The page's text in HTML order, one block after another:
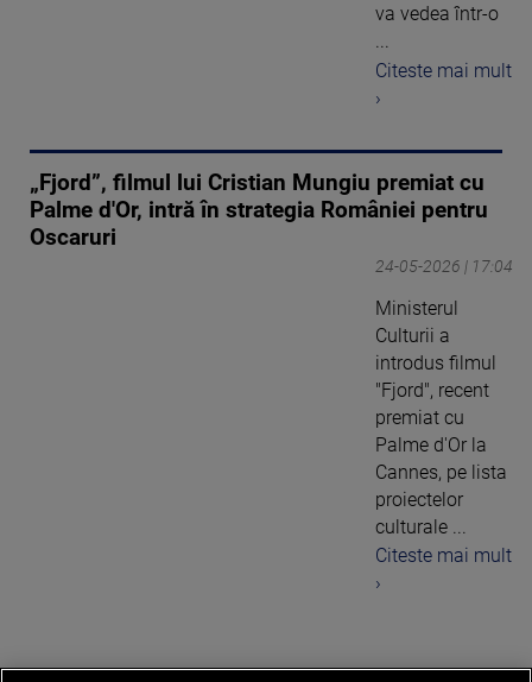
va vedea într-o
...
Citeste mai mult
›
„Fjord”, filmul lui Cristian Mungiu premiat cu
Palme d'Or, intră în strategia României pentru
Oscaruri
24-05-2026 | 17:04
Ministerul
Culturii a
introdus filmul
"Fjord", recent
premiat cu
Palme d'Or la
Cannes, pe lista
proiectelor
culturale ...
Citeste mai mult
›